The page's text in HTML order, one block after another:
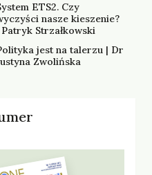
ETS2. Czy
nasze kieszenie?
Patryk Strzałkowski
jest na talerzu | Dr
Zwolińska